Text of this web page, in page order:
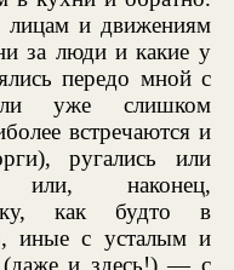
лицам и движениям
за люди и какие у
передо мной с
уже слишком
встречаются и
ругались или
или, наконец,
как будто в
иные с усталым и
(даже и здесь!) — с